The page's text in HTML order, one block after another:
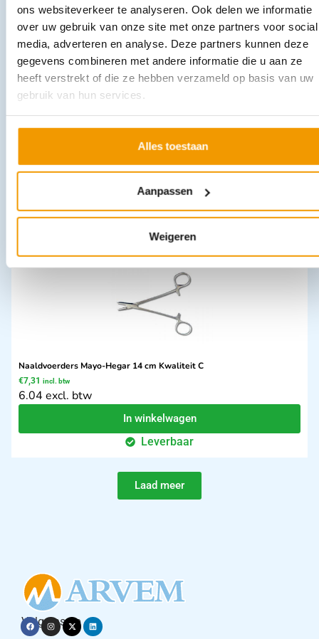
ons websiteverkeer te analyseren. Ook delen we informatie
over uw gebruik van onze site met onze partners voor social
media, adverteren en analyse. Deze partners kunnen deze
gegevens combineren met andere informatie die u aan ze
heeft verstrekt of die ze hebben verzameld op basis van uw
gebruik van hun services.
Alles toestaan
Aanpassen
Weigeren
4.45 excl. btw
In winkelwagen
Leverbaar
Naaldvoerders Mayo-Hegar 14 cm Kwaliteit C
€7,31 incl. btw
6.04 excl. btw
In winkelwagen
Leverbaar
Laad meer
Volg ons op